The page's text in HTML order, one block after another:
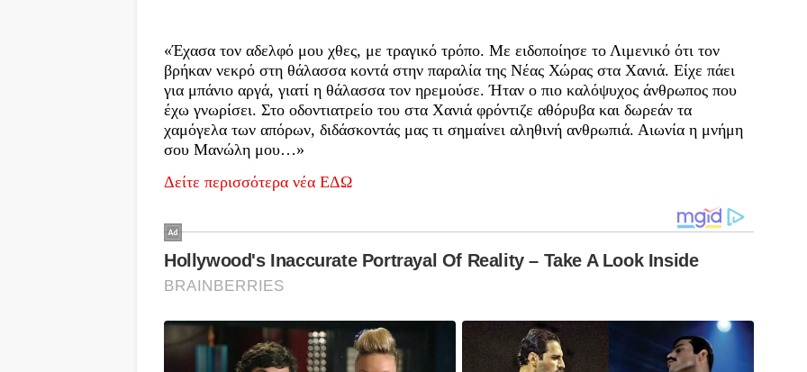
«Έχασα τον αδελφό μου χθες, με τραγικό τρόπο. Με ειδοποίησε το Λιμενικό ότι τον
βρήκαν νεκρό στη θάλασσα κοντά στην παραλία της Νέας Χώρας στα Χανιά. Είχε πάει
για μπάνιο αργά, γιατί η θάλασσα τον ηρεμούσε. Ήταν ο πιο καλόψυχος άνθρωπος που
έχω γνωρίσει. Στο οδοντιατρείο του στα Χανιά φρόντιζε αθόρυβα και δωρεάν τα
χαμόγελα των απόρων, διδάσκοντάς μας τι σημαίνει αληθινή ανθρωπιά. Αιωνία η μνήμη
σου Μανώλη μου…»
Δείτε περισσότερα νέα ΕΔΩ